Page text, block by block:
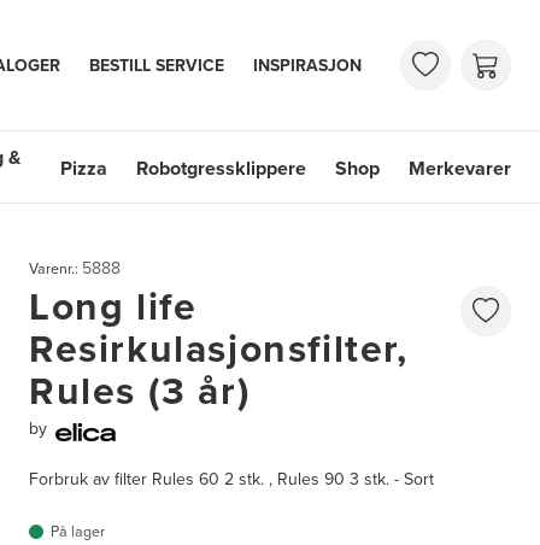
BESTILL SERVICE INSPIRASJON
& Pizza Robotgressklippere Shop Merkevarer
Varenr.: 5888
Long life
Resirkulasjonsfilter,
Rules (3 år)
by
Forbruk av filter Rules 60 2 stk. , Rules 90 3 stk. - Sort
På lager